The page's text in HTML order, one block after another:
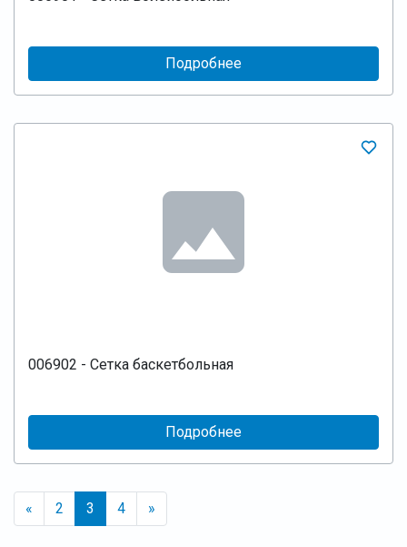
Подробнее
006902 - Сетка баскетбольная
Подробнее
« 2 3 4 »